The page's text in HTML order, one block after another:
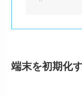
端末を初期化